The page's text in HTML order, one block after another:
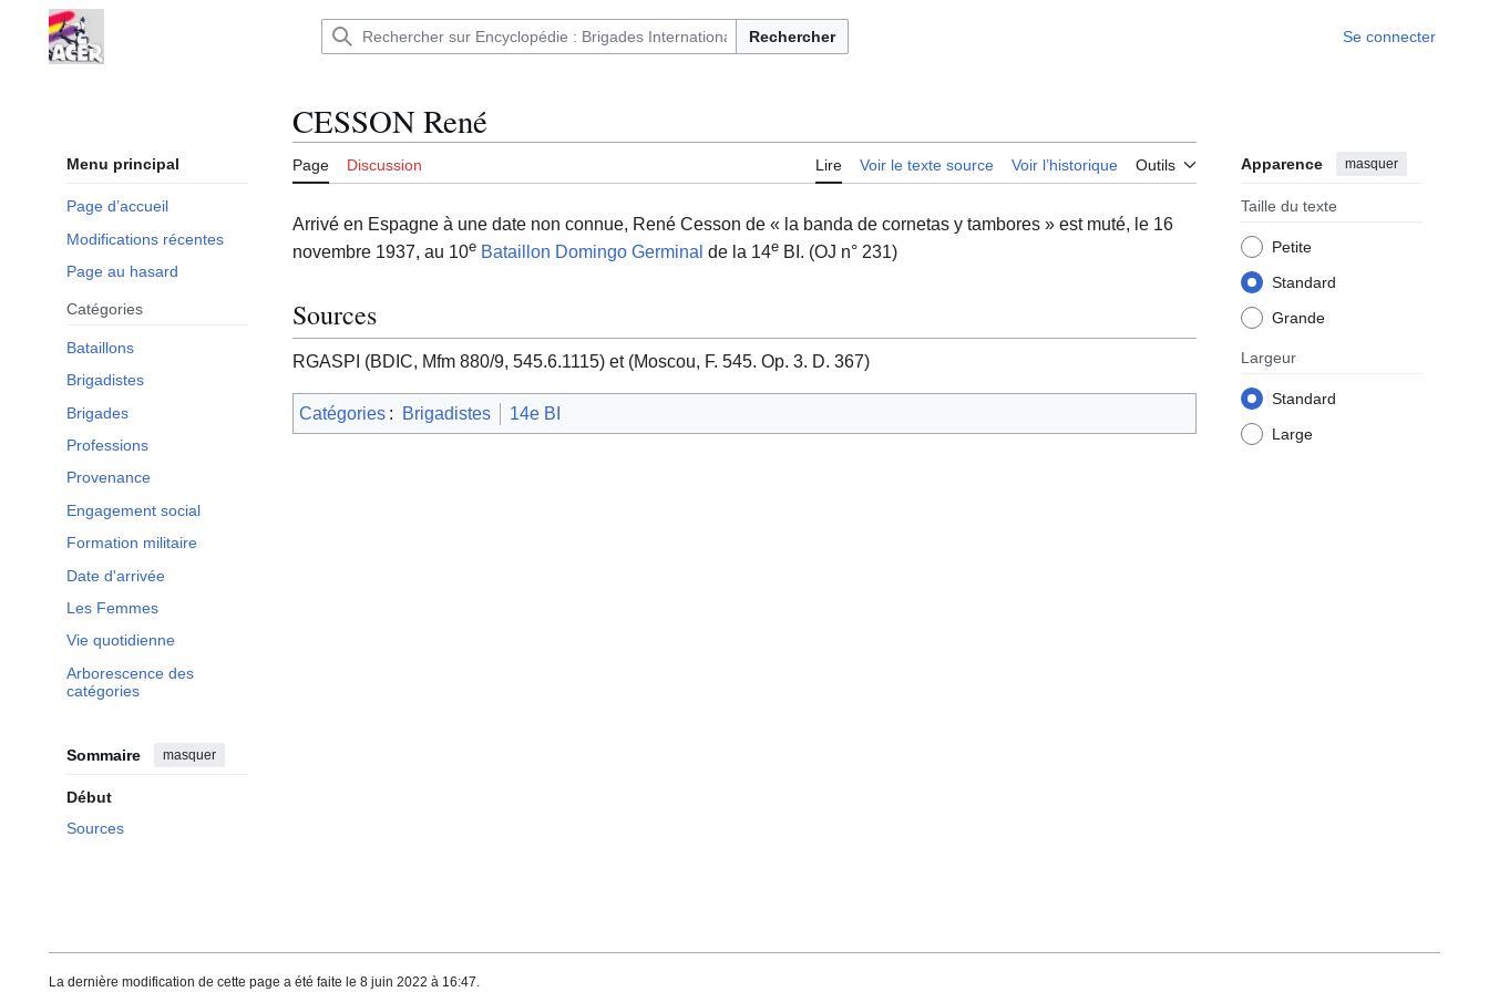
contenu
Encyclopédie : Brigades Internationales,volontaires français et immigrés en Espagne (1936-1939)
Rechercher Se connecter
Menu principal
Page d’accueil
Modifications récentes
Page au hasard
Catégories
Bataillons
Brigadistes
Brigades
Professions
Provenance
Engagement social
Formation militaire
Date d'arrivée
Les Femmes
Vie quotidienne
Arborescence des
catégories
Sommaire masquer
Début
Sources
CESSON René
Page Discussion Lire Voir le texte source Voir l’historique Outils Apparence masquer
Taille du texte
Petite
Standard
Grande
Largeur
Standard
Large
Arrivé en Espagne à une date non connue, René Cesson de « la banda de cornetas y tambores » est muté, le 16
novembre 1937, au 10e Bataillon Domingo Germinal de la 14e BI. (OJ n° 231)
Sources
RGASPI (BDIC, Mfm 880/9, 545.6.1115) et (Moscou, F. 545. Op. 3. D. 367)
Catégories : Brigadistes 14e BI
La dernière modification de cette page a été faite le 8 juin 2022 à 16:47.